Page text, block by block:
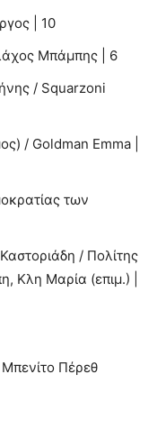
| 10
Μπάμπης | 6
/ Squarzoni
/ Goldman Emma |
των
/ Πολίτης
Κλη Μαρία (επιμ.) |
Πέρεθ